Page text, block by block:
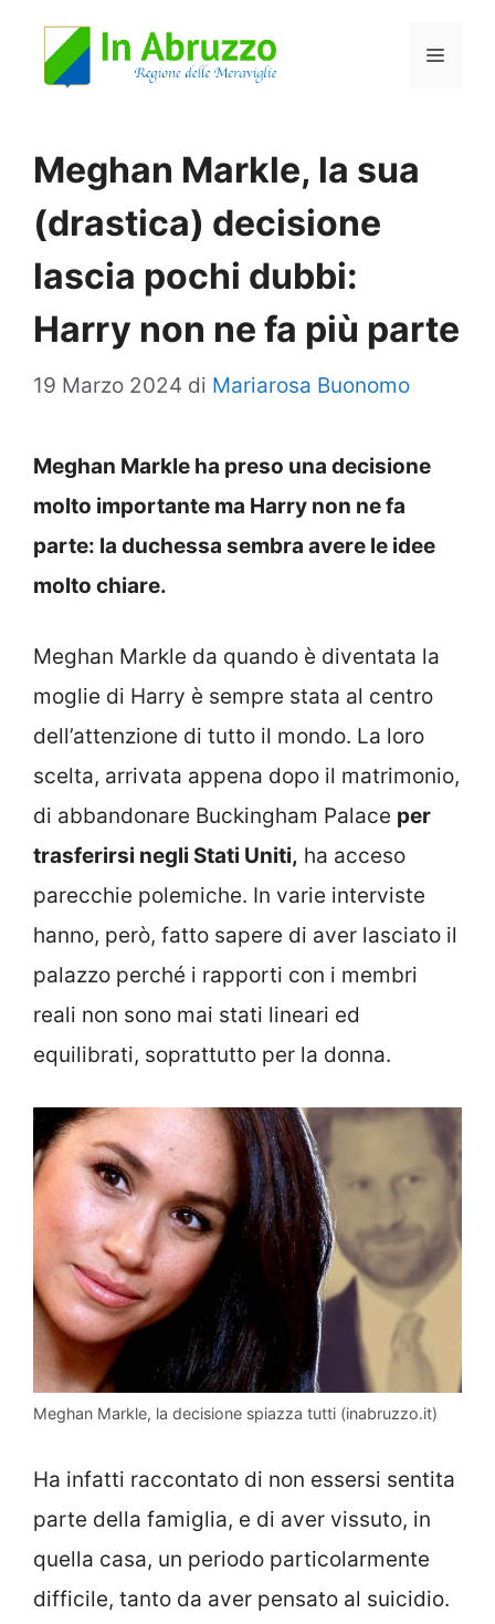
Menu
Meghan Markle, la sua
(drastica) decisione
lascia pochi dubbi:
Harry non ne fa più parte
19 Marzo 2024 di Mariarosa Buonomo
Meghan Markle ha preso una decisione
molto importante ma Harry non ne fa
parte: la duchessa sembra avere le idee
molto chiare.
Meghan Markle da quando è diventata la
moglie di Harry è sempre stata al centro
dell’attenzione di tutto il mondo. La loro
scelta, arrivata appena dopo il matrimonio,
di abbandonare Buckingham Palace per
trasferirsi negli Stati Uniti, ha acceso
parecchie polemiche. In varie interviste
hanno, però, fatto sapere di aver lasciato il
palazzo perché i rapporti con i membri
reali non sono mai stati lineari ed
equilibrati, soprattutto per la donna.
Meghan Markle, la decisione spiazza tutti (inabruzzo.it)
Ha infatti raccontato di non essersi sentita
parte della famiglia, e di aver vissuto, in
quella casa, un periodo particolarmente
difficile, tanto da aver pensato al suicidio.